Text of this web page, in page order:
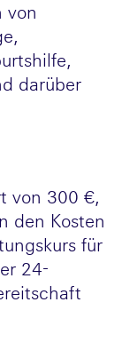
von
darüber
von 300 €,
den Kosten
für
24-